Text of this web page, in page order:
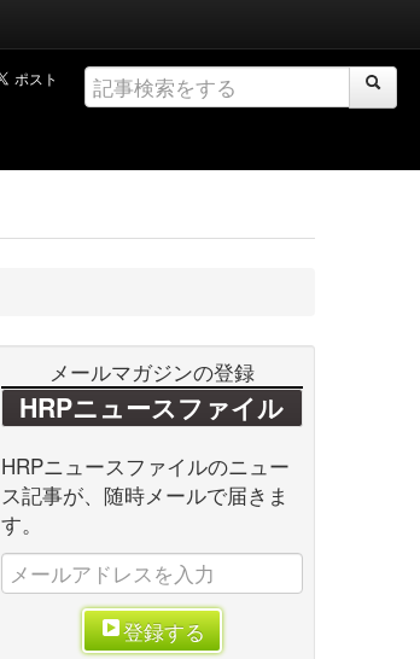
メールマガジンの登録
HRPニュースファイル
HRPニュースファイルのニュー
ス記事が、随時メールで届きま
す。
登録する